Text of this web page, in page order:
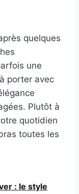
quelques
une
porter avec
Plutôt à
quotidien
toutes les
: le style